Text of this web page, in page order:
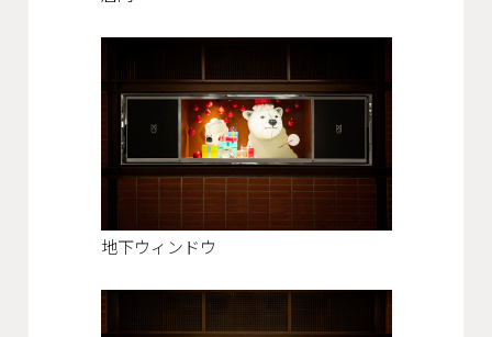
地下ウィンドウ